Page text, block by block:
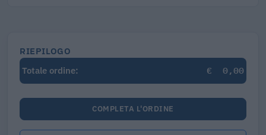
RIEPILOGO
Totale ordine:
€ 0,00
COMPLETA L'ORDINE